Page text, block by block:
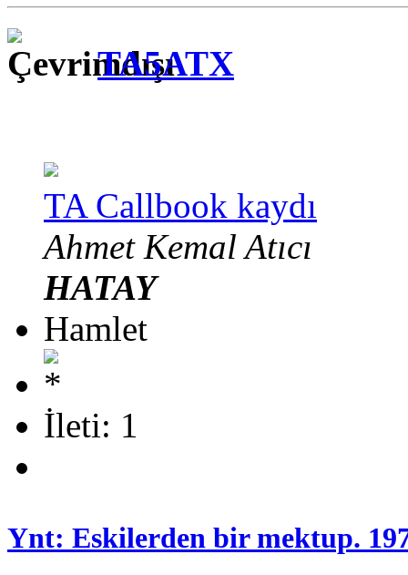
TA5ATX
TA Callbook kaydı
Ahmet Kemal Atıcı
HATAY
Hamlet
İleti: 1
Ynt: Eskilerden bir mektup.